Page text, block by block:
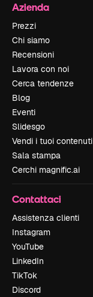
Azienda
Prezzi
Chi siamo
Recensioni
Lavora con noi
Cerca tendenze
Blog
Eventi
Slidesgo
Vendi i tuoi contenuti
Sala stampa
Cerchi magnific.ai
Contattaci
Assistenza clienti
Instagram
YouTube
LinkedIn
TikTok
Discord